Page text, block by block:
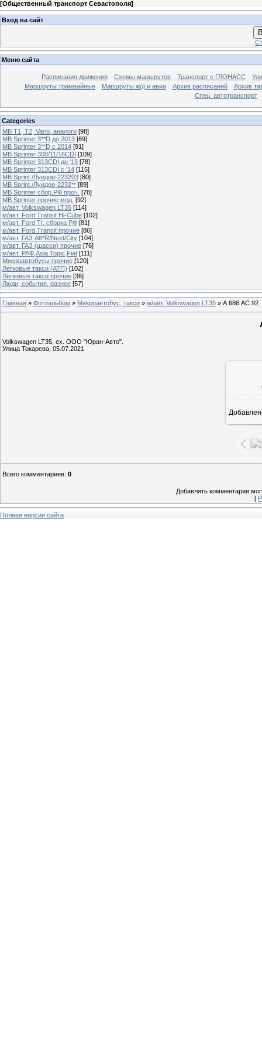
[Общественный транспорт Севастополя]
Вход на сайт
Меню сайта
Расписания движения Схемы маршрутов Транспорт с ГЛОНАСС
Маршруты трамвайные
Маршруты ж/д и авиа Архив расписаний
Архив
Спец. автотранспорт
Categories
MB T1, T2, Vario, аналоги [98]
MB Sprinter 3**D до 2013 [69]
MB Sprinter 3**D с 2014 [91]
MB Sprinter 308/11/16CDI [109]
MB Sprinter 313CDI до '13 [78]
MB Sprinter 313CDI с '14 [115]
MB Sprint./Луидор-223203 [80]
MB Sprint./Луидор-2232** [89]
MB Sprinter сбор.РФ проч. [78]
MB Sprinter прочие мод. [92]
м/авт. Volkswagen LT35 [114]
м/авт. Ford Transit Hi-Cube [102]
м/авт. Ford Tr. сборка РФ [81]
м/авт. Ford Transit прочие [86]
м/авт. ГАЗ A6*R/Next/City [104]
м/авт. ГАЗ (шасси) прочие [76]
м/авт. РАФ,Asia Topic,Fiat [111]
Микроавтобусы прочие [120]
Легковые такси (АТП) [102]
Легковые такси прочие [36]
Люди, события, разное [57]
Главная » Фотоальбом » Микроавтобус, такси » м/авт. Volkswagen LT35 » А 686 АС 92
Volkswagen LT35, ех. ООО "Юран-Авто".
Улица Токарева, 05.07.2021
Всего комментариев: 0
Добавлять комментарии
[
Полная версия сайта